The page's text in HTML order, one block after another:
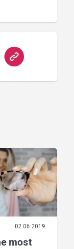
02.06.2019
most